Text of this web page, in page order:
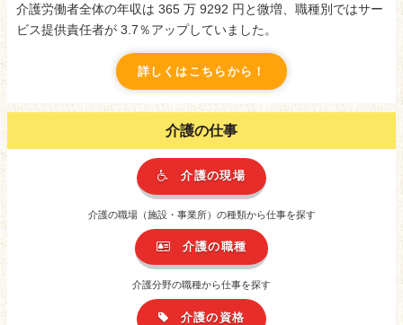
介護労働者全体の年収は 365 万 9292 円と微増、職種別ではサー
ビス提供責任者が 3.7％アップしていました。
詳しくはこちらから！
介護の仕事
介護の現場
介護の職場（施設・事業所）の種類から仕事を探す
介護の職種
介護分野の職種から仕事を探す
介護の資格